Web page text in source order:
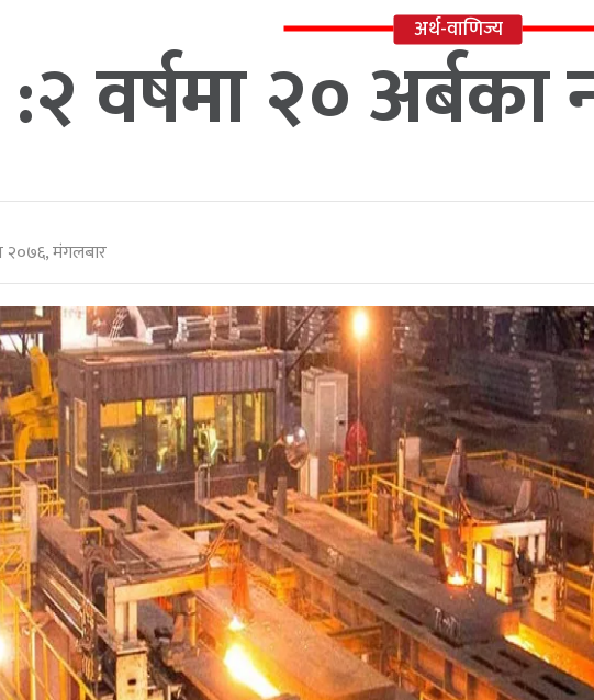
अर्थ-वाणिज्य
:२ वर्षमा २० अर्बका
२०७६, मंगलबार